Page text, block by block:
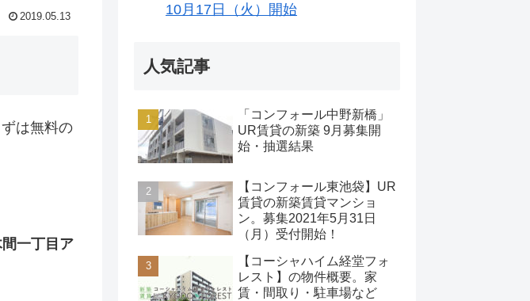
2019.05.13
は無料の
間一丁目ア
10月17日（火）開始
人気記事
「コンフォール中野新橋」
UR賃貸の新築 9月募集開
始・抽選結果
【コンフォール東池袋】UR
賃貸の新築賃貸マンショ
ン。募集2021年5月31日
（月）受付開始！
【コーシャハイム経堂フォ
レスト】の物件概要。家
賃・間取り・駐車場など